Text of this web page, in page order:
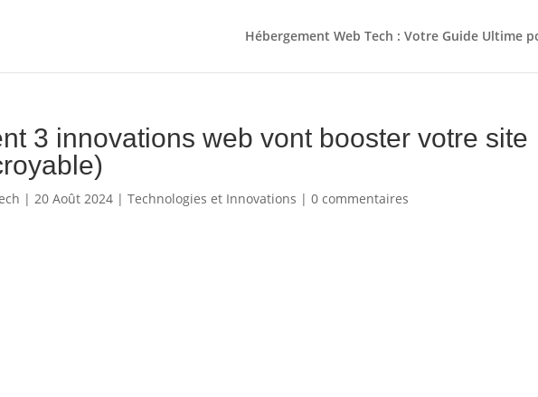
Hébergement Web Tech : Votre Guide Ultime
3 innovations web vont booster votre site
|20 Août 2024 |Technologies et Innovations |0 commentaires